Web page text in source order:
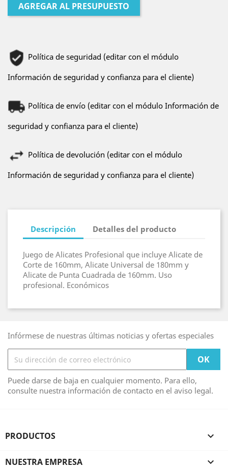
AGREGAR AL PRESUPUESTO
Política de seguridad (editar con el módulo
Información de seguridad y confianza para el cliente)
Política de envío (editar con el módulo Información de
seguridad y confianza para el cliente)
Política de devolución (editar con el módulo
Información de seguridad y confianza para el cliente)
Descripción Detalles del producto
Juego de Alicates Profesional que incluye Alicate de
Corte de 160mm, Alicate Universal de 180mm y
Alicate de Punta Cuadrada de 160mm. Uso
profesional. Económicos
Infórmese de nuestras últimas noticias y ofertas especiales
Puede darse de baja en cualquier momento. Para ello,
consulte nuestra información de contacto en el aviso legal.
PRODUCTOS 
NUESTRA EMPRESA 